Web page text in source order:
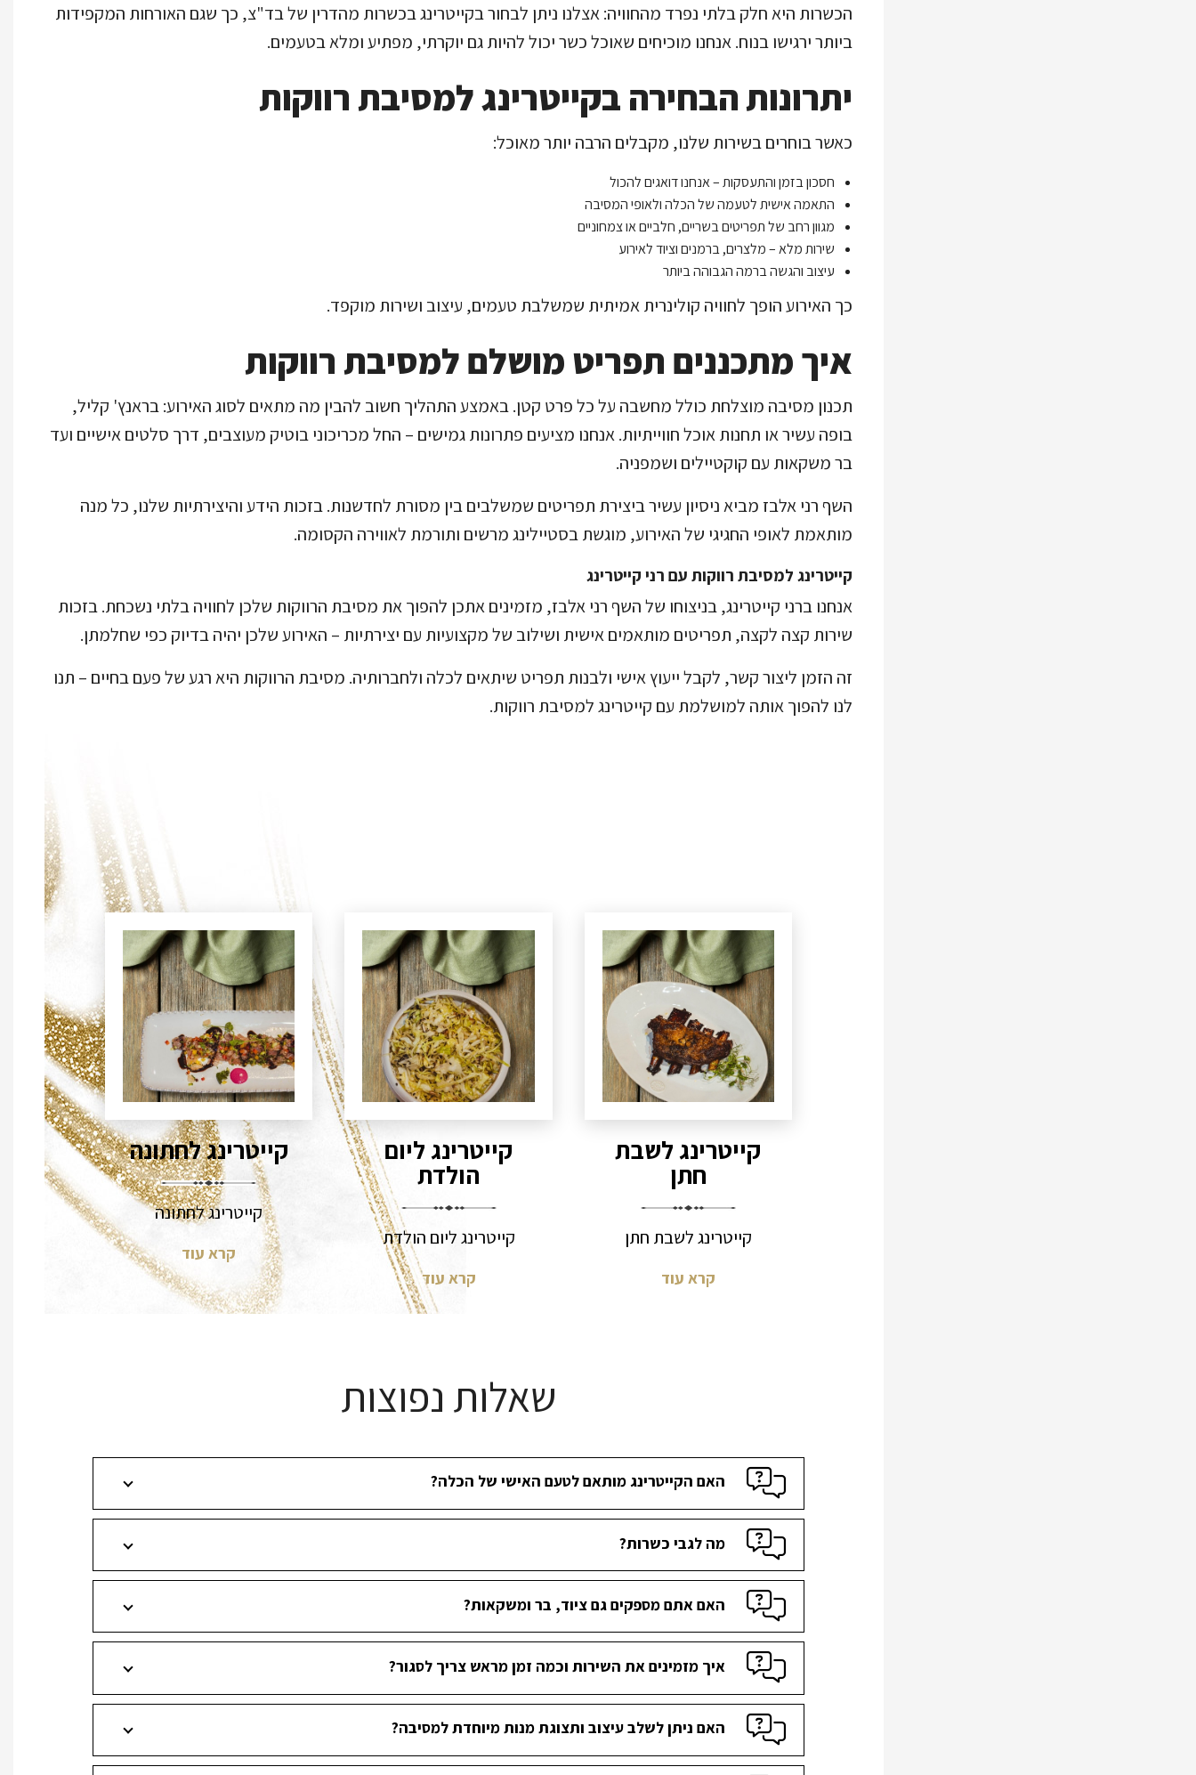
הכשרות היא חלק בלתי נפרד מהחוויה: אצלנו ניתן לבחור בקייטרינג בכשרות מהדרין של בד"צ, כך שגם האורחות המקפידות
ביותר ירגישו בנוח. אנחנו מוכיחים שאוכל כשר יכול להיות גם יוקרתי, מפתיע ומלא בטעמים.
יתרונות הבחירה בקייטרינג למסיבת רווקות
כאשר בוחרים בשירות שלנו, מקבלים הרבה יותר מאוכל:
חסכון בזמן והתעסקות – אנחנו דואגים להכול
התאמה אישית לטעמה של הכלה ולאופי המסיבה
מגוון רחב של תפריטים בשריים, חלביים או צמחוניים
שירות מלא – מלצרים, ברמנים וציוד לאירוע
עיצוב והגשה ברמה הגבוהה ביותר
כך האירוע הופך לחוויה קולינרית אמיתית שמשלבת טעמים, עיצוב ושירות מוקפד.
איך מתכננים תפריט מושלם למסיבת רווקות
תכנון מסיבה מוצלחת כולל מחשבה על כל פרט קטן. באמצע התהליך חשוב להבין מה מתאים לסוג האירוע: בראנץ' קליל,
בופה עשיר או תחנות אוכל חווייתיות. אנחנו מציעים פתרונות גמישים – החל מכריכוני בוטיק מעוצבים, דרך סלטים אישיים ועד
בר משקאות עם קוקטיילים ושמפניה.
השף רני אלבז מביא ניסיון עשיר ביצירת תפריטים שמשלבים בין מסורת לחדשנות. בזכות הידע והיצירתיות שלנו, כל מנה
מותאמת לאופי החגיגי של האירוע, מוגשת בסטיילינג מרשים ותורמת לאווירה הקסומה.
קייטרינג למסיבת רווקות עם רני קייטרינג
אנחנו ברני קייטרינג, בניצוחו של השף רני אלבז, מזמינים אתכן להפוך את מסיבת הרווקות שלכן לחוויה בלתי נשכחת. בזכות
שירות קצה לקצה, תפריטים מותאמים אישית ושילוב של מקצועיות עם יצירתיות – האירוע שלכן יהיה בדיוק כפי שחלמתן.
זה הזמן ליצור קשר, לקבל ייעוץ אישי ולבנות תפריט שיתאים לכלה ולחברותיה. מסיבת הרווקות היא רגע של פעם בחיים – תנו
לנו להפוך אותה למושלמת עם קייטרינג למסיבת רווקות.
קייטרינג לשבת
חתן
קייטרינג לשבת חתן
קרא עוד
קייטרינג ליום
הולדת
קייטרינג ליום הולדת
קרא עוד
קייטרינג לחתונה
קייטרינג לחתונה
קרא עוד
שאלות נפוצות
האם הקייטרינג מותאם לטעם האישי של הכלה?
מה לגבי כשרות?
האם אתם מספקים גם ציוד, בר ומשקאות?
איך מזמינים את השירות וכמה זמן מראש צריך לסגור?
האם ניתן לשלב עיצוב ותצוגת מנות מיוחדת למסיבה?